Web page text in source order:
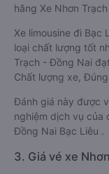
hãng Xe Nhơn
Xe limousine đi Bạc
loại chất lượng tốt
Trạch - Đồng Nai
Chất lượng xe,
Đánh giá này được
nghiệm dịch vụ của
Đồng Nai Bạc Liêu .
3. Giá vé xe